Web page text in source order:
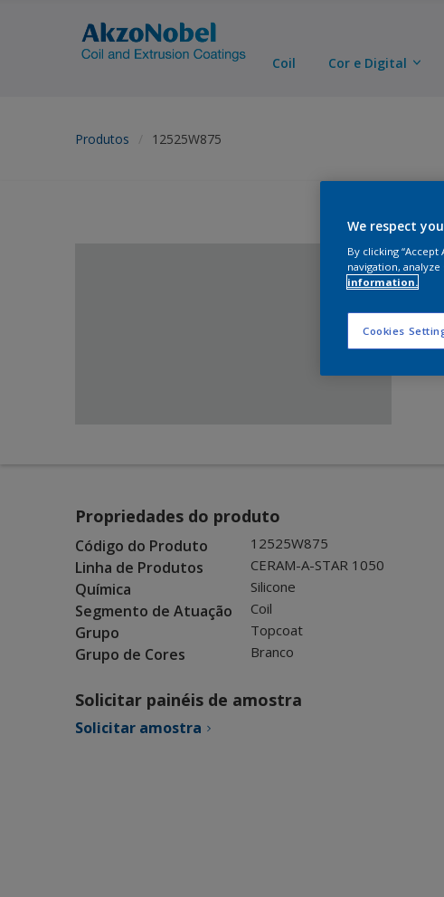
Coil Cor e Digital
Produtos 12525W875
Propriedades do produto
Código do Produto 12525W875
Linha de Produtos CERAM-A-STAR 1050
Química Silicone
Segmento de Atuação Coil
Grupo Topcoat
Grupo de Cores Branco
Solicitar painéis de amostra
Solicitar amostra
We respect
By clicking
navigation,
information.
Cookies